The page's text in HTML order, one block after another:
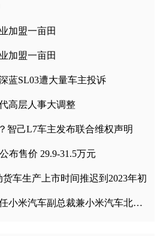
加盟一亩田
加盟一亩田
蓝SL03遭大量车主投诉
高层人事大调整
智己L7车主发布联合维权声明
布售价 29.9-31.5万元
货车生产上市时间推迟到2023年初
小米集团任命于立国担任小米汽车副总裁兼小米汽车北京总部政委